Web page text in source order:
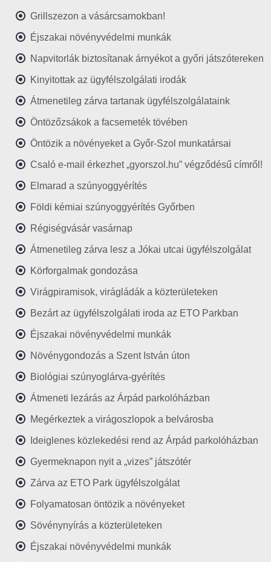
Grillszezon a vásárcsarnokban!
Éjszakai növényvédelmi munkák
Napvitorlák biztosítanak árnyékot a győri játszótereken
Kinyitottak az ügyfélszolgálati irodák
Átmenetileg zárva tartanak ügyfélszolgálataink
Öntözőzsákok a facsemeték tövében
Öntözik a növényeket a Győr-Szol munkatársai
Csaló e-mail érkezhet „gyorszol.hu” végződésű címről!
Elmarad a szúnyoggyérítés
Földi kémiai szúnyoggyérítés Győrben
Régiségvásár vasárnap
Átmenetileg zárva lesz a Jókai utcai ügyfélszolgálat
Körforgalmak gondozása
Virágpiramisok, virágládák a közterületeken
Bezárt az ügyfélszolgálati iroda az ETO Parkban
Éjszakai növényvédelmi munkák
Növénygondozás a Szent István úton
Biológiai szúnyoglárva-gyérítés
Átmeneti lezárás az Árpád parkolóházban
Megérkeztek a virágoszlopok a belvárosba
Ideiglenes közlekedési rend az Árpád parkolóházban
Gyermeknapon nyit a „vizes” játszótér
Zárva az ETO Park ügyfélszolgálat
Folyamatosan öntözik a növényeket
Sövénynyírás a közterületeken
Éjszakai növényvédelmi munkák